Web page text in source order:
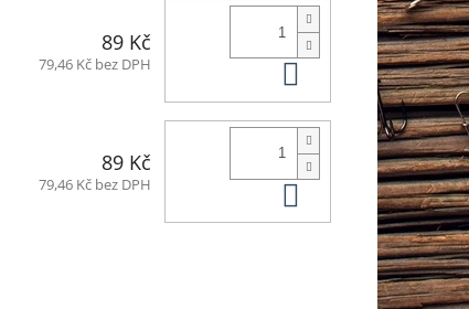
89 Kč
79,46 Kč bez DPH Do košíku
89 Kč
79,46 Kč bez DPH Do košíku